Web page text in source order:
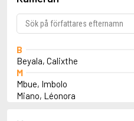
B
Beyala, Calixthe
M
Mbue, Imbolo
Miano, Léonora
Oyono, Ferdinand